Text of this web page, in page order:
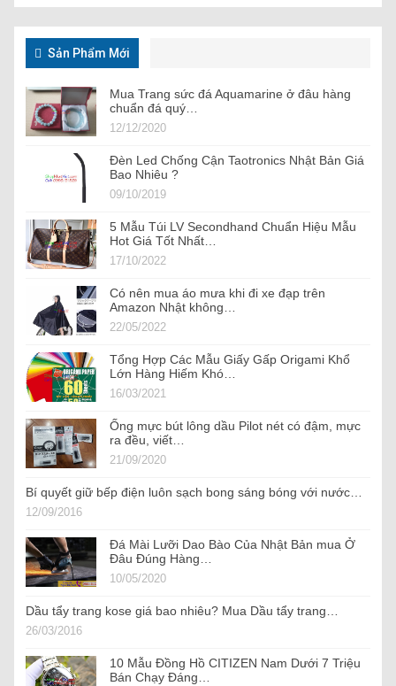
Sản Phẩm Mới
Mua Trang sức đá Aquamarine ở đâu hàng
chuẩn đá quý…
12/12/2020
Đèn Led Chống Cận Taotronics Nhật Bản Giá
Bao Nhiêu ?
09/10/2019
5 Mẫu Túi LV Secondhand Chuẩn Hiệu Mẫu
Hot Giá Tốt Nhất…
17/10/2022
Có nên mua áo mưa khi đi xe đạp trên
Amazon Nhật không…
22/05/2022
Tổng Hợp Các Mẫu Giấy Gấp Origami Khổ
Lớn Hàng Hiếm Khó…
16/03/2021
Ống mực bút lông dầu Pilot nét có đậm, mực
ra đều, viết…
21/09/2020
Bí quyết giữ bếp điện luôn sạch bong sáng bóng với nước…
12/09/2016
Đá Mài Lưỡi Dao Bào Của Nhật Bản mua Ở
Đâu Đúng Hàng…
10/05/2020
Dầu tẩy trang kose giá bao nhiêu? Mua Dầu tẩy trang…
26/03/2016
10 Mẫu Đồng Hồ CITIZEN Nam Dưới 7 Triệu
Bán Chạy Đáng…